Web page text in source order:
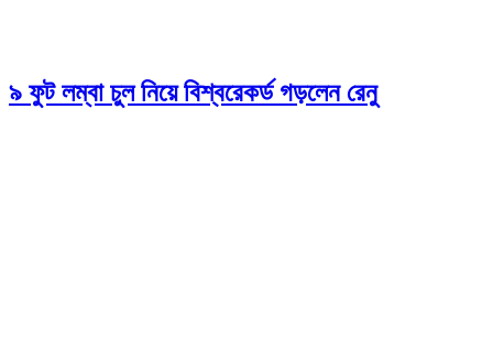
৯ ফুট লম্বা চুল নিয়ে বিশ্বরেকর্ড গড়লেন রেনু